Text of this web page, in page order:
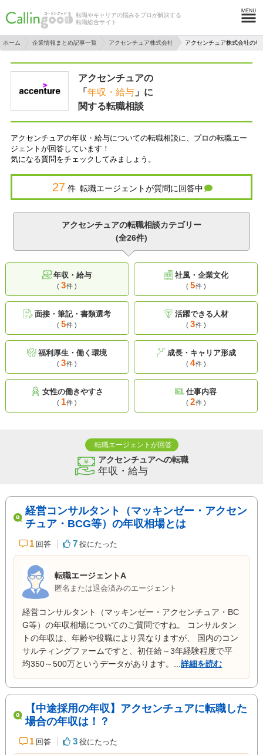
転職やキャリアの悩みをプロが解決する
転職総合サイト
ホーム 企業情報まとめ記事一覧 アクセンチュア株式会社 アクセンチュア株式会社の年
アクセンチュアの
「 年収・給与」に
関する転職相談
アクセンチュアの年収・給与についての転職相談に、プロの転職エー
ジェントが回答しています！
気になる質問をチェックしてみましょう。
27 件 転職エージェントが質問に回答中
アクセンチュアの転職相談カテゴリー
(全26件)
年収・給与
(3件 )
社風・企業文化
( 5件 )
面接・筆記・書類選考
(5件 )
活躍できる人材
( 3件 )
福利厚生・働く環境
(3件 )
成長・キャリア形成
( 4件 )
女性の働きやすさ
( 1件 )
仕事内容
( 2件 )
転職エージェントが回答
アクセンチュアへの転職
年収・給与
経営コンサルタント（マッキンゼー・アクセン
チュア・BCG等）の年収相場とは
1 回答 7 役にたった
転職エージェントA
匿名または退会済みのエージェント
経営コンサルタント（マッキンゼー・アクセンチュア・BC
G等）の年収相場についてのご質問ですね。 コンサルタン
トの年収は、年齢や役職により異なりますが、 国内のコン
サルティングファームですと、初任給～3年経験程度で平
均350～500万というデータがあります。...詳細を読む
【中途採用の年収】アクセンチュアに転職した
場合の年収は！？
1 回答 3 役にたった